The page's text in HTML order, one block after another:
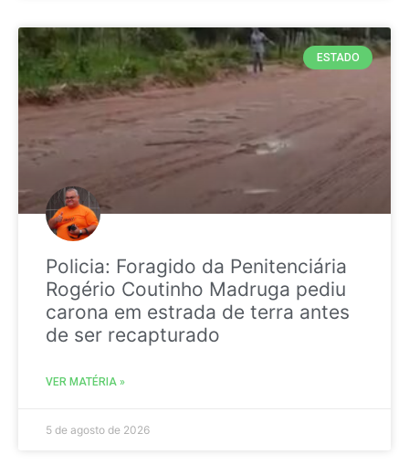
ESTADO
Policia: Foragido da Penitenciária
Rogério Coutinho Madruga pediu
carona em estrada de terra antes
de ser recapturado
VER MATÉRIA »
5 de agosto de 2026